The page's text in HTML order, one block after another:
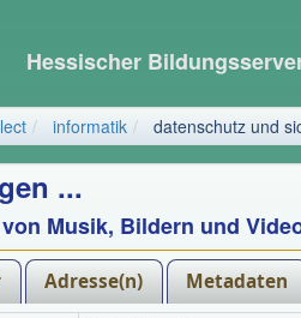
Hessischer
informatik datenschutz und
...
Musik, Bildern und
Adresse(n) Metadaten